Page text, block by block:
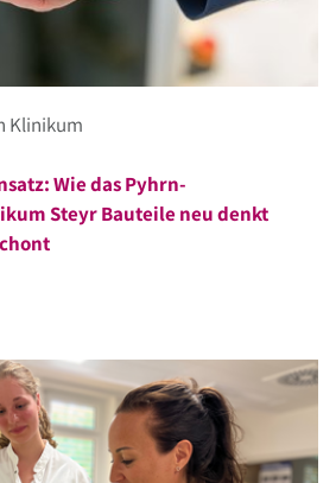
Klinikum
Wie das Pyhrn-
Steyr Bauteile neu denkt